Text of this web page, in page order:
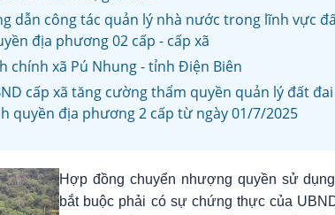
dẫn công tác quản lý nhà nước trong lĩnh vực
địa phương 02 cấp - cấp xã
chính xã Pú Nhung - tỉnh Điện Biên
cấp xã tăng cường thẩm quyền quản lý đất
quyền địa phương 2 cấp từ ngày 01/7/2025
Hợp đồng chuyển nhượng quyền sử
bắt buộc phải có sự chứng thực của